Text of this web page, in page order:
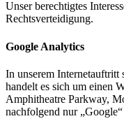
Unser berechtigtes
Rechtsverteidigung.
Google Analytics
In unserem
handelt es sich um einen
Amphitheatre Parkway,
nachfolgend nur